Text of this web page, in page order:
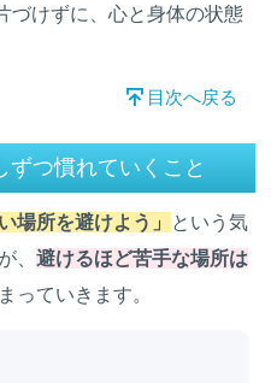
づけずに、心と身体の状態
目次へ戻る
ずつ慣れていくこと
い場所を避けよう」
という気
、避けるほど苦手な場所は
っていきます。